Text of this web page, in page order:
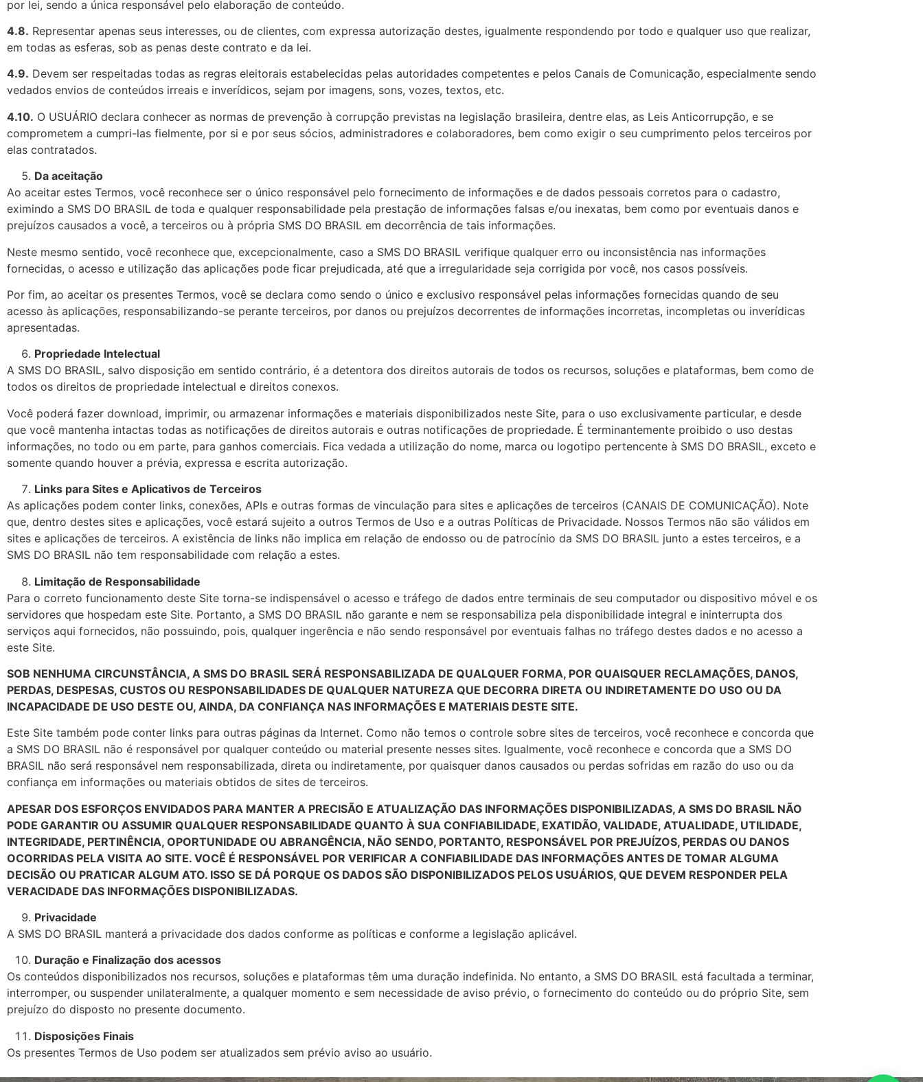
por lei, sendo a única responsável pelo elaboração de conteúdo.
4.8. Representar apenas seus interesses, ou de clientes, com expressa autorização destes, igualmente respondendo por todo e qualquer uso que realizar,
em todas as esferas, sob as penas deste contrato e da lei.
4.9. Devem ser respeitadas todas as regras eleitorais estabelecidas pelas autoridades competentes e pelos Canais de Comunicação, especialmente sendo
vedados envios de conteúdos irreais e inverídicos, sejam por imagens, sons, vozes, textos, etc.
4.10. O USUÁRIO declara conhecer as normas de prevenção à corrupção previstas na legislação brasileira, dentre elas, as Leis Anticorrupção, e se
comprometem a cumpri-las fielmente, por si e por seus sócios, administradores e colaboradores, bem como exigir o seu cumprimento pelos terceiros por
elas contratados.
Da aceitação
Ao aceitar estes Termos, você reconhece ser o único responsável pelo fornecimento de informações e de dados pessoais corretos para o cadastro,
eximindo a SMS DO BRASIL de toda e qualquer responsabilidade pela prestação de informações falsas e/ou inexatas, bem como por eventuais danos e
prejuízos causados a você, a terceiros ou à própria SMS DO BRASIL em decorrência de tais informações.
Neste mesmo sentido, você reconhece que, excepcionalmente, caso a SMS DO BRASIL verifique qualquer erro ou inconsistência nas informações
fornecidas, o acesso e utilização das aplicações pode ficar prejudicada, até que a irregularidade seja corrigida por você, nos casos possíveis.
Por fim, ao aceitar os presentes Termos, você se declara como sendo o único e exclusivo responsável pelas informações fornecidas quando de seu
acesso às aplicações, responsabilizando-se perante terceiros, por danos ou prejuízos decorrentes de informações incorretas, incompletas ou inverídicas
apresentadas.
Propriedade Intelectual
A SMS DO BRASIL, salvo disposição em sentido contrário, é a detentora dos direitos autorais de todos os recursos, soluções e plataformas, bem como de
todos os direitos de propriedade intelectual e direitos conexos.
Você poderá fazer download, imprimir, ou armazenar informações e materiais disponibilizados neste Site, para o uso exclusivamente particular, e desde
que você mantenha intactas todas as notificações de direitos autorais e outras notificações de propriedade. É terminantemente proibido o uso destas
informações, no todo ou em parte, para ganhos comerciais. Fica vedada a utilização do nome, marca ou logotipo pertencente à SMS DO BRASIL, exceto e
somente quando houver a prévia, expressa e escrita autorização.
Links para Sites e Aplicativos de Terceiros
As aplicações podem conter links, conexões, APIs e outras formas de vinculação para sites e aplicações de terceiros (CANAIS DE COMUNICAÇÃO). Note
que, dentro destes sites e aplicações, você estará sujeito a outros Termos de Uso e a outras Políticas de Privacidade. Nossos Termos não são válidos em
sites e aplicações de terceiros. A existência de links não implica em relação de endosso ou de patrocínio da SMS DO BRASIL junto a estes terceiros, e a
SMS DO BRASIL não tem responsabilidade com relação a estes.
Limitação de Responsabilidade
Para o correto funcionamento deste Site torna-se indispensável o acesso e tráfego de dados entre terminais de seu computador ou dispositivo móvel e os
servidores que hospedam este Site. Portanto, a SMS DO BRASIL não garante e nem se responsabiliza pela disponibilidade integral e ininterrupta dos
serviços aqui fornecidos, não possuindo, pois, qualquer ingerência e não sendo responsável por eventuais falhas no tráfego destes dados e no acesso a
este Site.
SOB NENHUMA CIRCUNSTÂNCIA, A SMS DO BRASIL SERÁ RESPONSABILIZADA DE QUALQUER FORMA, POR QUAISQUER RECLAMAÇÕES, DANOS,
PERDAS, DESPESAS, CUSTOS OU RESPONSABILIDADES DE QUALQUER NATUREZA QUE DECORRA DIRETA OU INDIRETAMENTE DO USO OU DA
INCAPACIDADE DE USO DESTE OU, AINDA, DA CONFIANÇA NAS INFORMAÇÕES E MATERIAIS DESTE SITE.
Este Site também pode conter links para outras páginas da Internet. Como não temos o controle sobre sites de terceiros, você reconhece e concorda que
a SMS DO BRASIL não é responsável por qualquer conteúdo ou material presente nesses sites. Igualmente, você reconhece e concorda que a SMS DO
BRASIL não será responsável nem responsabilizada, direta ou indiretamente, por quaisquer danos causados ou perdas sofridas em razão do uso ou da
confiança em informações ou materiais obtidos de sites de terceiros.
APESAR DOS ESFORÇOS ENVIDADOS PARA MANTER A PRECISÃO E ATUALIZAÇÃO DAS INFORMAÇÕES DISPONIBILIZADAS, A SMS DO BRASIL NÃO
PODE GARANTIR OU ASSUMIR QUALQUER RESPONSABILIDADE QUANTO À SUA CONFIABILIDADE, EXATIDÃO, VALIDADE, ATUALIDADE, UTILIDADE,
INTEGRIDADE, PERTINÊNCIA, OPORTUNIDADE OU ABRANGÊNCIA, NÃO SENDO, PORTANTO, RESPONSÁVEL POR PREJUÍZOS, PERDAS OU DANOS
OCORRIDAS PELA VISITA AO SITE. VOCÊ É RESPONSÁVEL POR VERIFICAR A CONFIABILIDADE DAS INFORMAÇÕES ANTES DE TOMAR ALGUMA
DECISÃO OU PRATICAR ALGUM ATO. ISSO SE DÁ PORQUE OS DADOS SÃO DISPONIBILIZADOS PELOS USUÁRIOS, QUE DEVEM RESPONDER PELA
VERACIDADE DAS INFORMAÇÕES DISPONIBILIZADAS.
Privacidade
A SMS DO BRASIL manterá a privacidade dos dados conforme as políticas e conforme a legislação aplicável.
Duração e Finalização dos acessos
Os conteúdos disponibilizados nos recursos, soluções e plataformas têm uma duração indefinida. No entanto, a SMS DO BRASIL está facultada a terminar,
interromper, ou suspender unilateralmente, a qualquer momento e sem necessidade de aviso prévio, o fornecimento do conteúdo ou do próprio Site, sem
prejuízo do disposto no presente documento.
Disposições Finais
Os presentes Termos de Uso podem ser atualizados sem prévio aviso ao usuário.